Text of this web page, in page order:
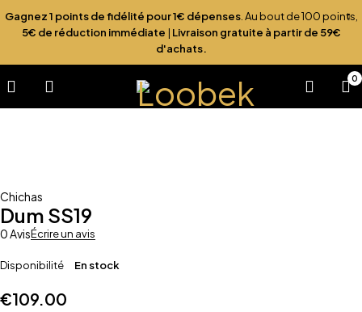
Gagnez 1 points de fidélité pour 1€ dépenses. Au bout de 100 points,
5€ de réduction immédiate | Livraison gratuite à partir de 59€
d'achats.
0
Chichas
Dum SS19
0 AvisÉcrire un avis
Disponibilité En stock
€109.00